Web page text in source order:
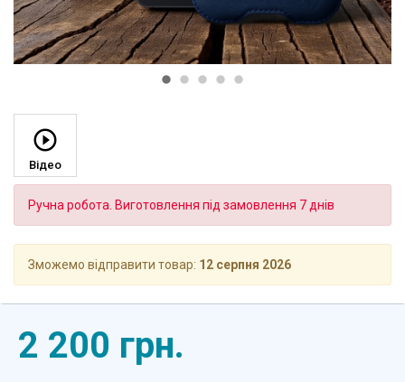
Відео
Ручна робота. Виготовлення під замовлення 7 днів
Зможемо відправити товар: 12 серпня 2026
2 200 грн.